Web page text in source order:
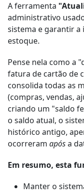
A ferramenta
administrativo
sistema e garantir
estoque.
Pense nela como a
fatura de cartão de
consolida todas as
(compras, vendas,
criando um "saldo
o saldo atual, o
histórico antigo,
ocorreram apósa
Em resumo, esta
Manter o